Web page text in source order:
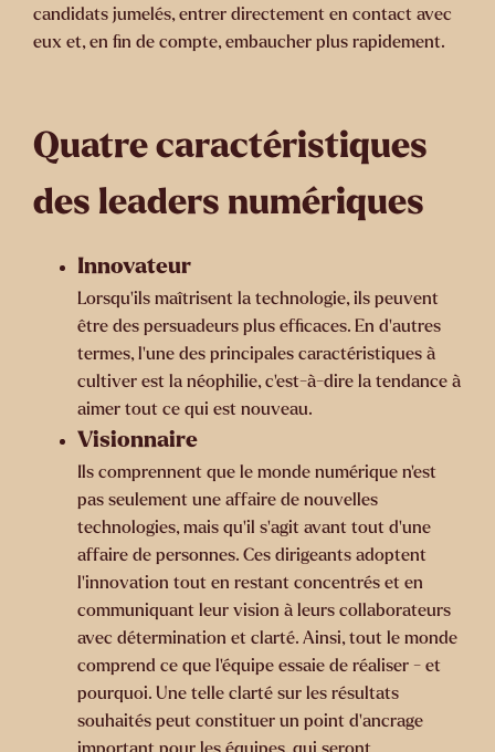
candidats jumelés, entrer directement en contact avec
eux et, en fin de compte, embaucher plus rapidement.
Quatre caractéristiques
des leaders numériques
Innovateur
Lorsqu'ils maîtrisent la technologie, ils peuvent
être des persuadeurs plus efficaces. En d'autres
termes, l'une des principales caractéristiques à
cultiver est la néophilie, c'est-à-dire la tendance à
aimer tout ce qui est nouveau.
Visionnaire
Ils comprennent que le monde numérique n'est
pas seulement une affaire de nouvelles
technologies, mais qu'il s'agit avant tout d'une
affaire de personnes. Ces dirigeants adoptent
l'innovation tout en restant concentrés et en
communiquant leur vision à leurs collaborateurs
avec détermination et clarté. Ainsi, tout le monde
comprend ce que l'équipe essaie de réaliser - et
pourquoi. Une telle clarté sur les résultats
souhaités peut constituer un point d'ancrage
important pour les équipes, qui seront